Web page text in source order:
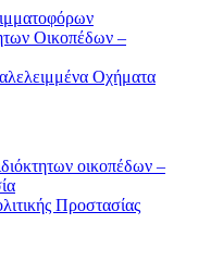
Οικοπέδων –
Οχήματα
οικοπέδων –
Προστασίας